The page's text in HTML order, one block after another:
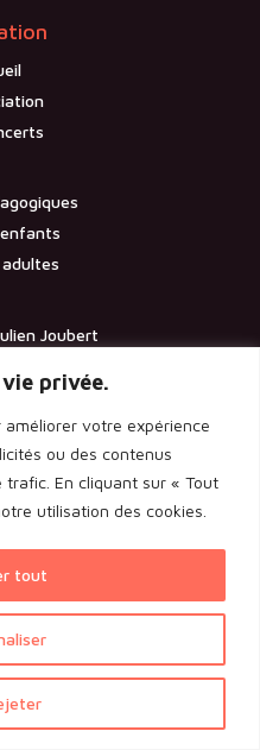
privée.
votre expérience
ou des contenus
En cliquant sur « Tout
utilisation des cookies.
tout
2026. Les commandes seront
17 août.Ignorer
Joubert
spectacle
2024
documents
AltaisWeb